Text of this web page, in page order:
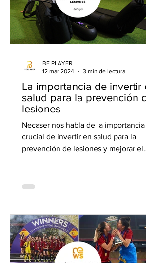
La importancia de invertir en
salud para la prevención de
lesiones
Necaser nos habla de la importancia
crucial de invertir en salud para la
prevención de lesiones y mejorar el
BE PLAYER
12 mar 2024
3 min de lectura